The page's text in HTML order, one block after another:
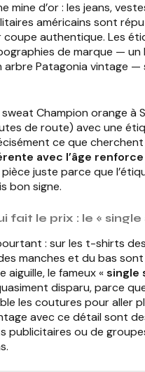
mine d’or : les jeans,
américains sont
coupe authentique. Les
de marque —
arbre Patagonia vintage —
sweat Champion orange à
de route) avec une
ce que
avec l’âge
juste parce que
bon signe.
fait le prix : le « single
: sur les t-shirts
manches et du bas
aiguille, le fameux «single
disparu, parce
les coutures pour aller
avec ce détail sont
publicitaires ou de